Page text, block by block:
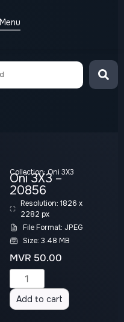
Menu
Collection:Oni 3X3
Oni 3X3 –
20856
Resolution: 1826 x
2282 px
File Format: JPEG
Size: 3.48 MB
MVR 50.00
Add to cart